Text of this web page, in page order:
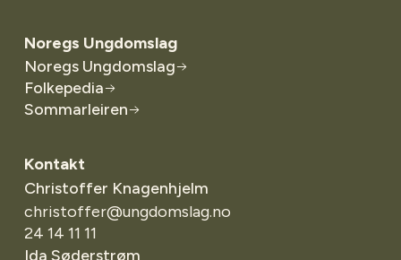
Noregs Ungdomslag
Noregs Ungdomslag
Folkepedia
Sommarleiren
Kontakt
Christoffer Knagenhjelm
christoffer@ungdomslag.no
24 14 11 11
Ida Søderstrøm